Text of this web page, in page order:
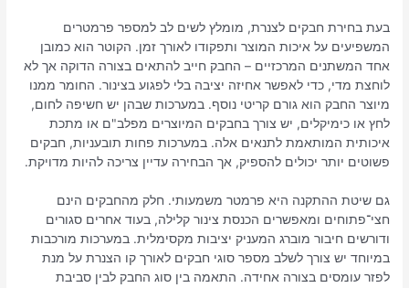
בעת בחירת חבקים לצנרת, מומלץ לשים לב למספר פרמטרים
המשפיעים על איכות המוצר ותפקודו לאורך זמן. הקוטר הוא כמובן
אחד המשתנים המרכזיים – החבק חייב להתאים בצורה הדוקה אך לא
לוחצת מדי, כדי לאפשר אחיזה יציבה בלי לפגוע בצינור. החומר ממנו
מיוצר החבק הוא גורם קריטי נוסף. במערכות שבהן יש חשיפה לחום,
לחץ או כימיקלים, יש צורך בחבקים המיוצרים מפלב"ם או מתכת
איכותית המותאמת לתנאים אלה. במערכות פחות תובעניות, חבקים
פשוטים יותר יכולים להספיק, אך הבחירה עדיין צריכה להיות מדויקת.
גם שיטת ההתקנה היא פרמטר משמעותי. חלק מהחבקים הינם
חצי־פתוחים ומאפשרים הכנסת צינור קלילה, בעוד אחרים סגורים
ודורשים חיבור מוברג המעניק יציבות מקסימלית. במערכות מורכבות
במיוחד יש צורך לשלב מספר סוגי חבקים לאורך קו הצנרת על מנת
לפזר עומסים בצורה אחידה. התאמה בין סוג החבק לבין סביבת